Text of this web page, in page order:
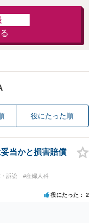
役にたった順
当かと損害賠償
訴訟
#産婦人科
役にたった 2